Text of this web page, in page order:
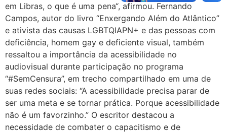
em Libras, o que é uma pena“, afirmou. Fernando
Campos, autor do livro “Enxergando Além do Atlântico”
e ativista das causas LGBTQIAPN+ e das pessoas com
deficiência, homem gay e deficiente visual, também
ressaltou a importância da acessibilidade no
audiovisual durante participação no programa
“#SemCensura”, em trecho compartilhado em uma de
suas redes sociais: “A acessibilidade precisa parar de
ser uma meta e se tornar prática. Porque acessibilidade
não é um favorzinho.” O escritor destacou a
necessidade de combater o capacitismo e de